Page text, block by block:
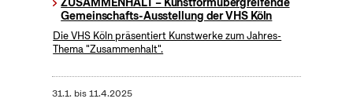
Gemeinschafts-Ausstellung der VHS Köln
Die VHS Köln präsentiert Kunstwerke zum Jahres-
Thema "Zusammenhalt".
31.1. bis11.4.2025